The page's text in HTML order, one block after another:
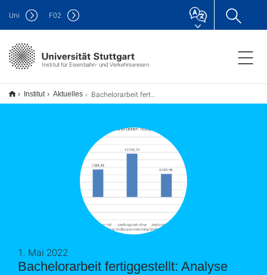
Institut für Eisenbahn- und Verkehrswesen
Uni F02
Institut Aktuelles Bachelorarbeit fertiggestellt: Analyse und Anwendung von Fördermöglichkeiten zur Stärkung des Zusammenspiels von Siedlungsentwicklung und Verkehrsplanung
Bachelorarbeit fertiggestellt: Analyse
1. Mai 2022